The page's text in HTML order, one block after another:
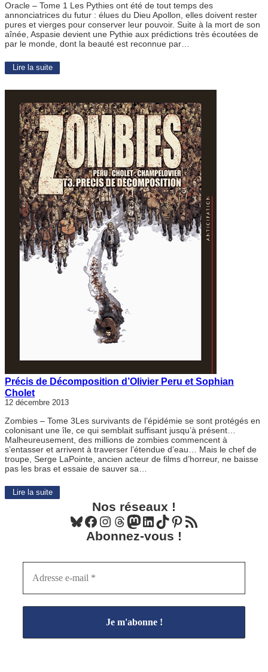
Oracle – Tome 1 Les Pythies ont été de tout temps des
annonciatrices du futur : élues du Dieu Apollon, elles doivent rester
pures et vierges pour conserver leur pouvoir. Suite à la mort de son
aînée, Aspasie devient une Pythie aux prédictions très écoutées de
par le monde, dont la beauté est reconnue par…
Lire la suite
Précis de Décomposition d’Olivier Peru et Sophian
Cholet
12 décembre 2013
Zombies – Tome 3Les survivants de l’épidémie se sont protégés en
colonisant une île, ce qui semblait suffisant jusqu’à présent…
Malheureusement, des millions de zombies commencent à
s’entasser et arrivent à traverser l’étendue d’eau… Mais le chef de
troupe, Serge LaPointe, ancien acteur de films d’horreur, ne baisse
pas les bras et essaie de sauver sa…
Lire la suite
Nos réseaux !
Bluesky Facebook Instagram Threads Mastodon LinkedIn TikTok Pinterest Flux RSS
Abonnez-vous !